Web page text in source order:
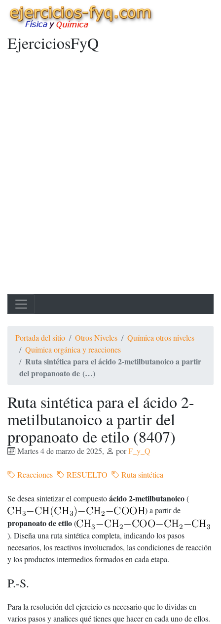
EjerciciosFyQ
Portada del sitio Otros Niveles
Química otros niveles
Química orgánica y reacciones
Ruta sintética para el ácido 2-metilbutanoico a partir
del propanoato de (…)
Ruta sintética para el ácido 2-
metilbutanoico a partir del
propanoato de etilo (8407)
Martes 4 de marzo de 2025, porF_y_Q
Reacciones RESUELTO Ruta sintética
Se desea sintetizar el compuestoácido 2-metilbutanoico(
) a partir de
propanoato de etilo(
). Diseña una ruta sintética completa, indicando los pasos
necesarios, los reactivos involucrados, las condiciones de reacción
y los productos intermedios formados en cada etapa.
P.-S.
Para la resolución del ejercicio es necesario que lo dividas en
varios pasos y analices qué tienes que hacer en cada uno de ellos.